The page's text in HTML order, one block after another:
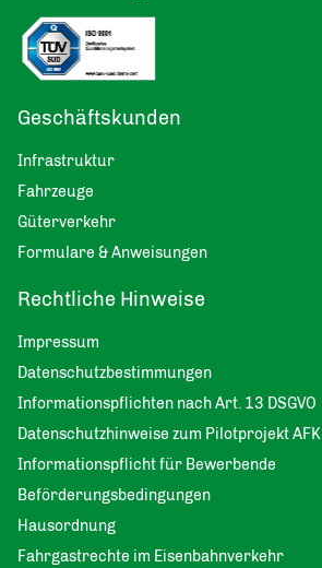
Geschäftskunden
Infrastruktur
Fahrzeuge
Güterverkehr
Formulare & Anweisungen
Rechtliche Hinweise
Impressum
Datenschutzbestimmungen
Informationspflichten nach Art. 13 DSGVO
Datenschutzhinweise zum Pilotprojekt AFK
Informationspflicht für Bewerbende
Beförderungsbedingungen
Hausordnung
Fahrgastrechte im Eisenbahnverkehr